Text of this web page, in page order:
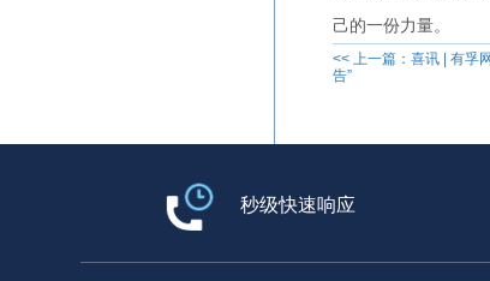
己的一份力量。
<< 上一篇：喜讯 | 有孚
告”
秒级快速响应